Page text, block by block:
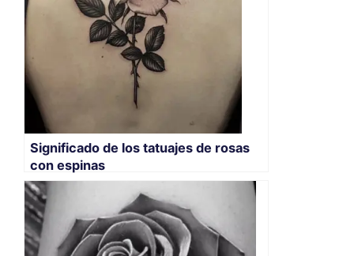
Significado de los tatuajes de rosas
con espinas